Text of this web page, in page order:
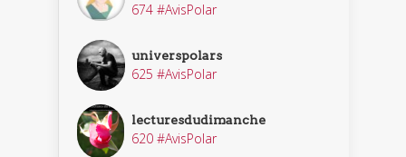
674 #AvisPolar
universpolars
625 #AvisPolar
lecturesdudimanche
620 #AvisPolar